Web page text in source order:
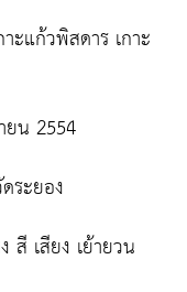
ะแก้วพิสดาร เกาะ
น 2554
ระยอง
สี เสียง เย้ายวน